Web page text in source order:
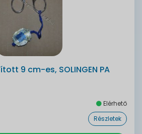
9 cm-es, SOLINGEN PA
Elérhető
Részletek